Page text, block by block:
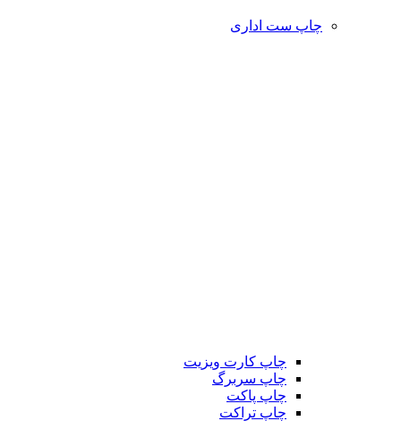
چاپ ست اداری
چاپ کارت ویزیت
چاپ سربرگ
چاپ پاکت
چاپ تراکت